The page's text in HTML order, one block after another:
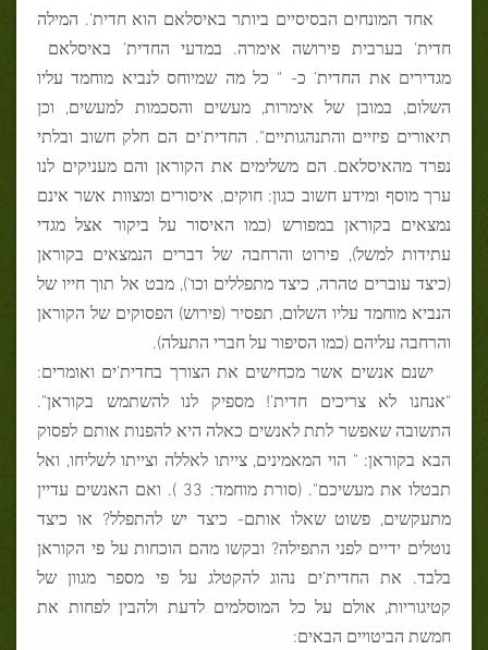
אחד המונחים הבסיסיים ביותר באיסלאם הוא חדית’. המילה
חדית’ בערבית פירושה אימרה. במדעי החדית’ באיסלאם
מגדירים את החדית’ כ- " כל מה שמיוחס לנביא מוחמד עליו
השלום, במובן של אימרות, מעשים והסכמות למעשים, וכן
תיאורים פיזיים והתנהגותיים". החדית’ים הם חלק חשוב ובלתי
נפרד מהאיסלאם. הם משלימים את הקוראן והם מעניקים לנו
ערך מוסף ומידע חשוב כגון: חוקים, איסורים ומצוות אשר אינם
נמצאים בקוראן במפורש (כמו האיסור על ביקור אצל מגדי
עתידות למשל), פירוט והרחבה של דברים הנמצאים בקוראן
(כיצד עוברים טהרה, כיצד מתפללים וכו’), מבט אל תוך חייו של
הנביא מוחמד עליו השלום, תפסיר (פירוש) הפסוקים של הקוראן
והרחבה עליהם (כמו הסיפור על חברי התעלה).
ישנם אנשים אשר מכחישים את הצורך בחדית’ים ואומרים:
"אנחנו לא צריכים חדית’! מספיק לנו להשתמש בקוראן".
התשובה שאפשר לתת לאנשים כאלה היא להפנות אותם לפסוק
הבא בקוראן: " הוי המאמינים, צייתו לאללה וצייתו לשליחו, ואל
תבטלו את מעשיכם". (סורת מוחמד: 33 ). ואם האנשים עדיין
מתעקשים, פשוט שאלו אותם- כיצד יש להתפלל? או כיצד
נוטלים ידיים לפני התפילה? ובקשו מהם הוכחות על פי הקוראן
בלבד. את החדית’ים נהוג להקטלג על פי מספר מגוון של
קטיגוריות, אולם על כל המוסלמים לדעת ולהבין לפחות את
חמשת הביטויים הבאים: